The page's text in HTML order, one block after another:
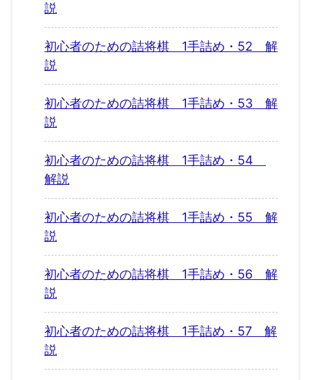
説
初心者のための詰将棋 1手詰め・52 解
説
初心者のための詰将棋 1手詰め・53 解
説
初心者のための詰将棋 1手詰め・54
解説
初心者のための詰将棋 1手詰め・55 解
説
初心者のための詰将棋 1手詰め・56 解
説
初心者のための詰将棋 1手詰め・57 解
説